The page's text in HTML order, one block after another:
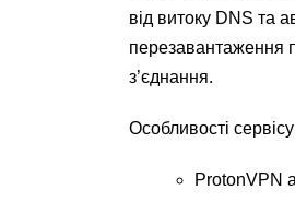
від витоку DNS та
перезавантаження
з’єднання.
Особливості
ProtonVPN